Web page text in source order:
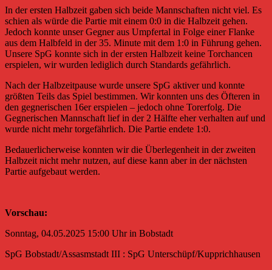
In der ersten Halbzeit gaben sich beide Mannschaften nicht viel. Es
schien als würde die Partie mit einem 0:0 in die Halbzeit gehen.
Jedoch konnte unser Gegner aus Umpfertal in Folge einer Flanke
aus dem Halbfeld in der 35. Minute mit dem 1:0 in Führung gehen.
Unsere SpG konnte sich in der ersten Halbzeit keine Torchancen
erspielen, wir wurden lediglich durch Standards gefährlich.
Nach der Halbzeitpause wurde unsere SpG aktiver und konnte
größten Teils das Spiel bestimmen. Wir konnten uns des Öfteren in
den gegnerischen 16er erspielen – jedoch ohne Torerfolg. Die
Gegnerischen Mannschaft lief in der 2 Hälfte eher verhalten auf und
wurde nicht mehr torgefährlich. Die Partie endete 1:0.
Bedauerlicherweise konnten wir die Überlegenheit in der zweiten
Halbzeit nicht mehr nutzen, auf diese kann aber in der nächsten
Partie aufgebaut werden.
Vorschau:
Sonntag, 04.05.2025 15:00 Uhr in Bobstadt
SpG Bobstadt/Assasmstadt III : SpG Unterschüpf/Kupprichhausen